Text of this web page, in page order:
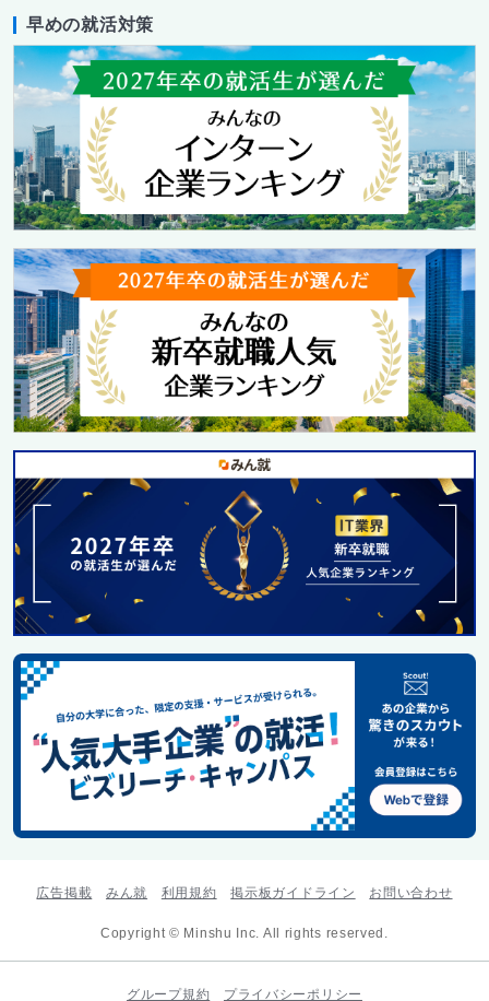
早めの就活対策
広告掲載 みん就 利用規約 掲示板ガイドライン お問い合わせ
Copyright © Minshu Inc. All rights reserved.
グループ規約 プライバシーポリシー